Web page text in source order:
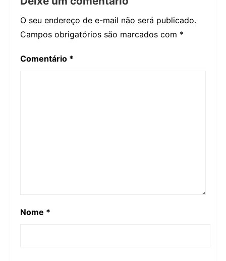
O seu endereço de e-mail não será publicado.
Campos obrigatórios são marcados com *
Comentário *
Nome *